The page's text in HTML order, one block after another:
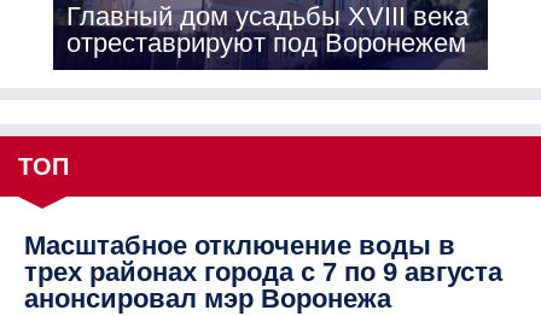
Главный дом усадьбы XVIII века
отреставрируют под Воронежем
ТОП
Масштабное отключение воды в
трех районах города с 7 по 9 августа
анонсировал мэр Воронежа